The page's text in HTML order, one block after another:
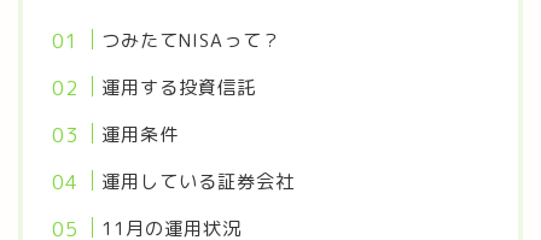
つみたてNISAって？
運用する投資信託
運用条件
運用している証券会社
11月の運用状況